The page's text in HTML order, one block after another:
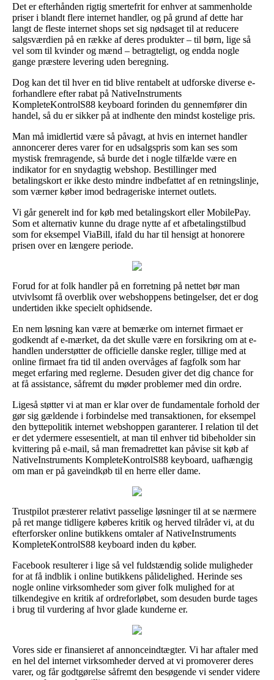
Det er efterhånden rigtig smertefrit for enhver at sammenholde
priser i blandt flere internet handler, og på grund af dette har
langt de fleste internet shops set sig nødsaget til at reducere
salgsværdien på en række af deres produkter – til børn, lige så
vel som til kvinder og mænd – betragteligt, og endda nogle
gange præstere levering uden beregning.
Dog kan det til hver en tid blive rentabelt at udforske diverse e-
forhandlere efter rabat på NativeInstruments
KompleteKontrolS88 keyboard forinden du gennemfører din
handel, så du er sikker på at indhente den mindst kostelige pris.
Man må imidlertid være så påvagt, at hvis en internet handler
annoncerer deres varer for en udsalgspris som kan ses som
mystisk fremragende, så burde det i nogle tilfælde være en
indikator for en snydagtig webshop. Bestillinger med
betalingskort er ikke desto mindre indbefattet af en retningslinje,
som værner køber imod bedrageriske internet outlets.
Vi går generelt ind for køb med betalingskort eller MobilePay.
Som et alternativ kunne du drage nytte af et afbetalingstilbud
som for eksempel ViaBill, ifald du har til hensigt at honorere
prisen over en længere periode.
Forud for at folk handler på en forretning på nettet bør man
utvivlsomt få overblik over webshoppens betingelser, det er dog
undertiden ikke specielt ophidsende.
En nem løsning kan være at bemærke om internet firmaet er
godkendt af e-mærket, da det skulle være en forsikring om at e-
handlen understøtter de officielle danske regler, tillige med at
online firmaet fra tid til anden overvåges af fagfolk som har
meget erfaring med reglerne. Desuden giver det dig chance for
at få assistance, såfremt du møder problemer med din ordre.
Ligeså støtter vi at man er klar over de fundamentale forhold der
gør sig gældende i forbindelse med transaktionen, for eksempel
den byttepolitik internet webshoppen garanterer. I relation til det
er det ydermere essesentielt, at man til enhver tid bibeholder sin
kvittering på e-mail, så man fremadrettet kan påvise sit køb af
NativeInstruments KompleteKontrolS88 keyboard, uafhængig
om man er på gaveindkøb til en herre eller dame.
Trustpilot præsterer relativt passelige løsninger til at se nærmere
på ret mange tidligere køberes kritik og herved tilråder vi, at du
efterforsker online butikkens omtaler af NativeInstruments
KompleteKontrolS88 keyboard inden du køber.
Facebook resulterer i lige så vel fuldstændig solide muligheder
for at få indblik i online butikkens pålidelighed. Herinde ses
nogle online virksomheder som giver folk mulighed for at
tilkendegive en kritik af ordreforløbet, som desuden burde tages
i brug til vurdering af hvor glade kunderne er.
Vores side er finansieret af annonceindtægter. Vi har aftaler med
en hel del internet virksomheder derved at vi promoverer deres
varer, og får godtgørelse såfremt den besøgende vi sender videre